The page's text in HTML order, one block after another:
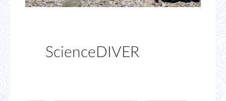
ScienceDIVER